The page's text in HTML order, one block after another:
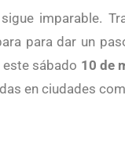
sigue imparable.
para dar un
este sábado 10 de
en ciudades